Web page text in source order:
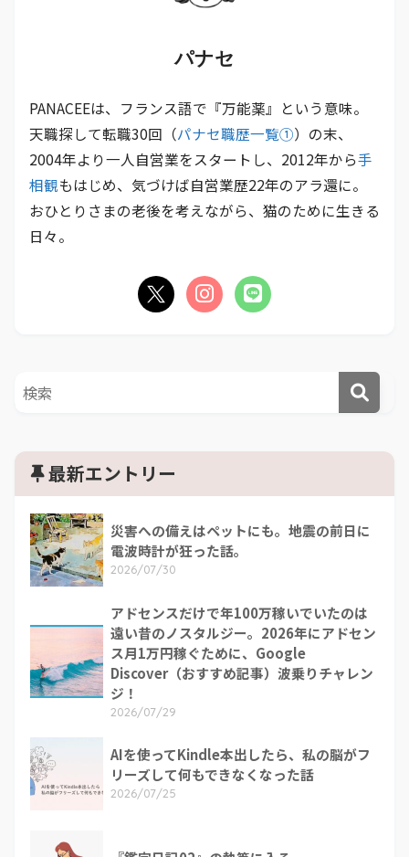
パナセ
PANACEEは、フランス語で『万能薬』という意味。
天職探して転職30回（パナセ職歴一覧①）の末、
2004年より一人自営業をスタートし、2012年から手
相観もはじめ、気づけば自営業歴22年のアラ還に。
おひとりさまの老後を考えながら、猫のために生きる
日々。
最新エントリー
災害への備えはペットにも。地震の前日に
電波時計が狂った話。
2026/07/30
アドセンスだけで年100万稼いでいたのは
遠い昔のノスタルジー。2026年にアドセン
ス月1万円稼ぐために、Google
Discover（おすすめ記事）波乗りチャレン
ジ！
2026/07/29
AIを使ってKindle本出したら、私の脳がフ
リーズして何もできなくなった話
2026/07/25